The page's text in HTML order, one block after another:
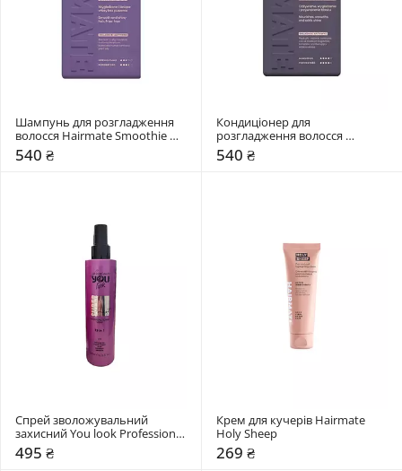
Шампунь для розгладження
волосся Hairmate Smoothie
Shampoo
540 ₴
Кондиціонер для
розгладження волосся
Hairmate Smoothie Conditioner
540 ₴
Спрей зволожувальний
захисний You look Professional
Glamour Super Mist 15 in 1
495 ₴
Крем для кучерів Hairmate
Holy Sheep
269 ₴